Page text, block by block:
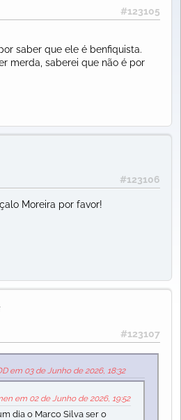
#123105
saber que ele é benfiquista.
merda, saberei que não é por
#123106
Moreira por favor!
#123107
em 03 de Junho de 2026, 18:32
em 02 de Junho de 2026, 19:52
dia o Marco Silva ser o